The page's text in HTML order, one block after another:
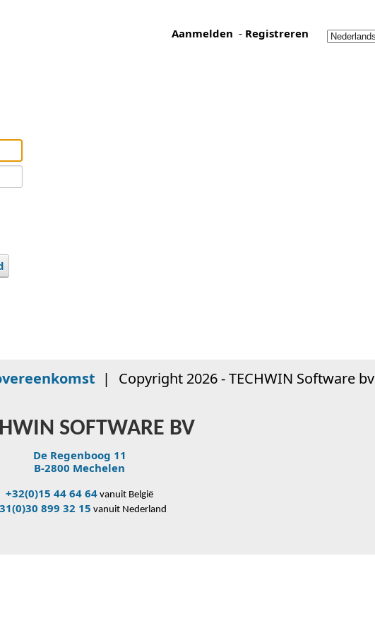
Aanmelden - Registreren
| Copyright 2026 - TECHWIN Software bv
SOFTWARE BV
De Regenboog 11
B-2800 Mechelen
+32(0)15 44 64 64 vanuit België
899 32 15 vanuit Nederland